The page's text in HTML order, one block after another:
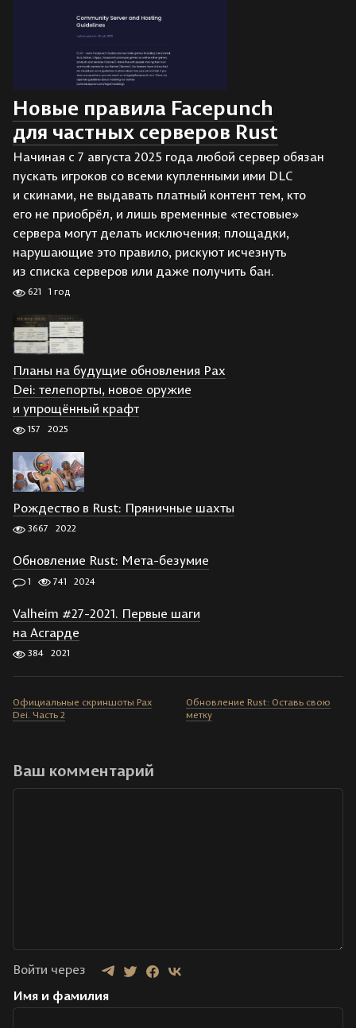
Новые правила Facepunch
для частных серверов Rust
Начиная с 7 августа 2025 года любой сервер обязан
пускать игроков со всеми купленными ими DLC
и скинами, не выдавать платный контент тем, кто
его не приобрёл, и лишь временные «тестовые»
сервера могут делать исключения; площадки,
нарушающие это правило, рискуют исчезнуть
из списка серверов или даже получить бан.
621 1 год
Планы на будущие обновления Pax
Dei: телепорты, новое оружие
и упрощённый крафт
157 2025
Рождество в Rust: Пряничные шахты
3667 2022
Обновление Rust: Мета-безумие
1 741 2024
Valheim #27-2021. Первые шаги
на Асгарде
384 2021
Официальные скриншоты Pax
Dei. Часть 2
Обновление Rust: Оставь свою
метку
Ваш комментарий
Войти через
Имя и фамилия